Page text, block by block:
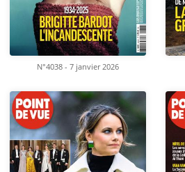
N°4038 - 7 janvier 2026